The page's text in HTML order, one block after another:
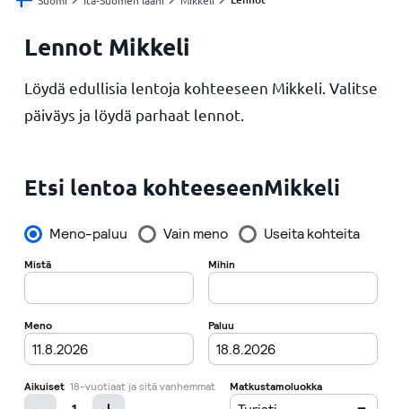
Lennot Mikkeli
Löydä edullisia lentoja kohteeseen Mikkeli. Valitse
päiväys ja löydä parhaat lennot.
Etsi lentoa kohteeseenMikkeli